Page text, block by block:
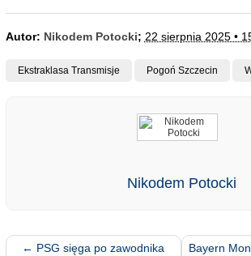
Autor: Nikodem Potocki; 22 sierpnia 2025 •
Ekstraklasa Transmisje Pogoń Szczecin
Nikodem Potocki
← PSG sięga po zawodnika
Bayern